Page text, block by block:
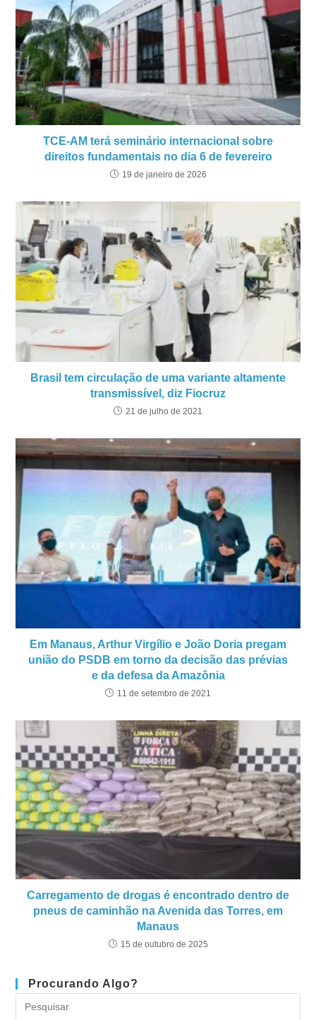
TCE-AM terá seminário internacional sobre
direitos fundamentais no dia 6 de fevereiro
19 de janeiro de 2026
Brasil tem circulação de uma variante altamente
transmissível, diz Fiocruz
21 de julho de 2021
Em Manaus, Arthur Virgílio e João Doria pregam
união do PSDB em torno da decisão das prévias
e da defesa da Amazônia
11 de setembro de 2021
Carregamento de drogas é encontrado dentro de
pneus de caminhão na Avenida das Torres, em
Manaus
15 de outubro de 2025
Procurando Algo?